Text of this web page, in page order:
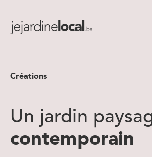
Créations
Un jardin
contemporain